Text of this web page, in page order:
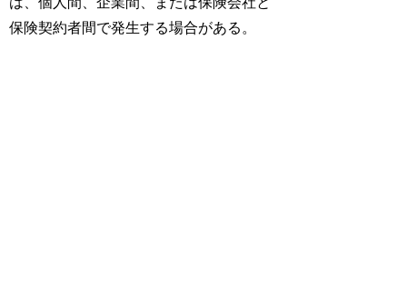
保険契約者間で発生する場合がある。